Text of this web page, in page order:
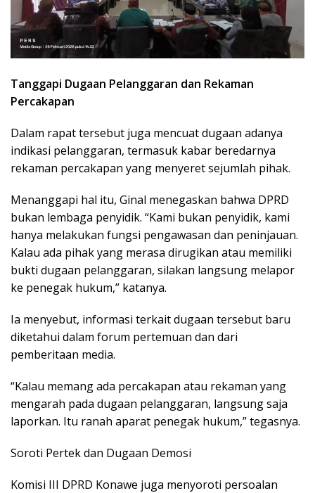
Tanggapi Dugaan Pelanggaran dan Rekaman
Percakapan
Dalam rapat tersebut juga mencuat dugaan adanya
indikasi pelanggaran, termasuk kabar beredarnya
rekaman percakapan yang menyeret sejumlah pihak.
Menanggapi hal itu, Ginal menegaskan bahwa DPRD
bukan lembaga penyidik. “Kami bukan penyidik, kami
hanya melakukan fungsi pengawasan dan peninjauan.
Kalau ada pihak yang merasa dirugikan atau memiliki
bukti dugaan pelanggaran, silakan langsung melapor
ke penegak hukum,” katanya.
Ia menyebut, informasi terkait dugaan tersebut baru
diketahui dalam forum pertemuan dan dari
pemberitaan media.
“Kalau memang ada percakapan atau rekaman yang
mengarah pada dugaan pelanggaran, langsung saja
laporkan. Itu ranah aparat penegak hukum,” tegasnya.
Soroti Pertek dan Dugaan Demosi
Komisi III DPRD Konawe juga menyoroti persoalan